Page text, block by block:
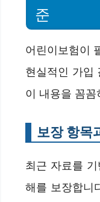
준
어린이보험이
현실적인 가입
이 내용을 꼼
보장 항목
최근 자료를
해를 보장합니